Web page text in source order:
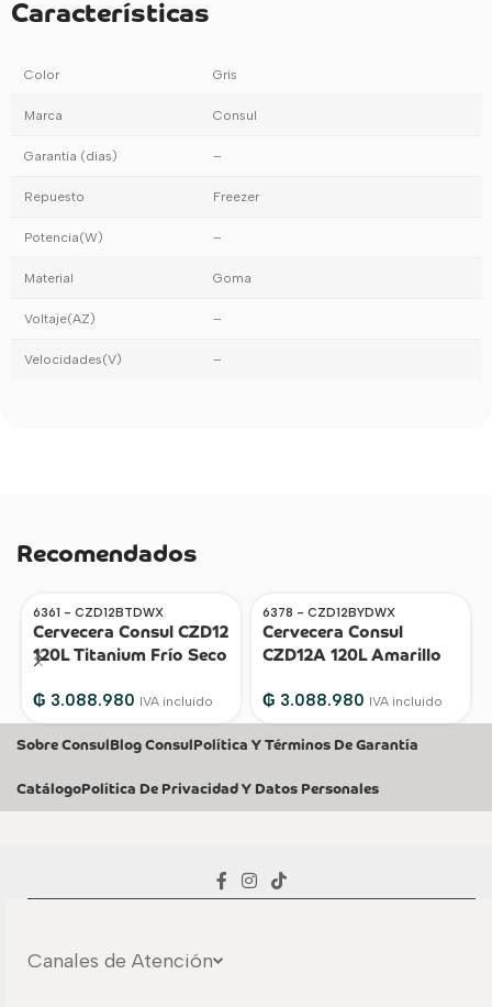
Características
Color Gris
Marca Consul
Garantía (días) –
Repuesto Freezer
Potencia(W) –
Material Goma
Voltaje(AZ) –
Velocidades(V) –
Recomendados
AGOTADO
6361 - CZD12BTDWX
Cervecera Consul CZD12
120L Titanium Frío Seco
₲ 3.088.980 IVA incluido
AGOTADO
6378 - CZD12BYDWX
Cervecera Consul
CZD12A 120L Amarillo
₲ 3.088.980 IVA incluido
Sobre Consul Blog Consul Política Y Términos De Garantía
CatálogoPolítica De Privacidad Y Datos Personales
Canales de Atención